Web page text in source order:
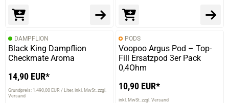
DAMPFLION
Black King Dampflion
Checkmate Aroma
14,90 EUR*
Grundpreis: 1.490,00 EUR / Liter inkl. MwSt. zzgl.
Versand
PODS
Voopoo Argus Pod – Top-
Fill Ersatzpod 3er Pack
0,4Ohm
10,90 EUR*
inkl. MwSt. zzgl. Versand